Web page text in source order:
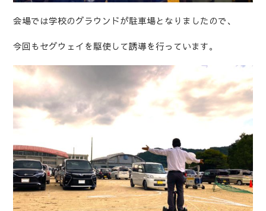
会場では学校のグラウンドが駐車場となりましたので、
今回もセグウェイを駆使して誘導を行っています。